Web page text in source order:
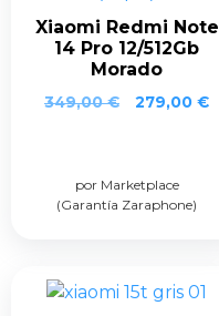
Xiaomi Redmi Note
14 Pro 12/512Gb
Morado
349,00€
El
349,00 €.
279,00 €El
por Marketplace
(Garantía Zaraphone)